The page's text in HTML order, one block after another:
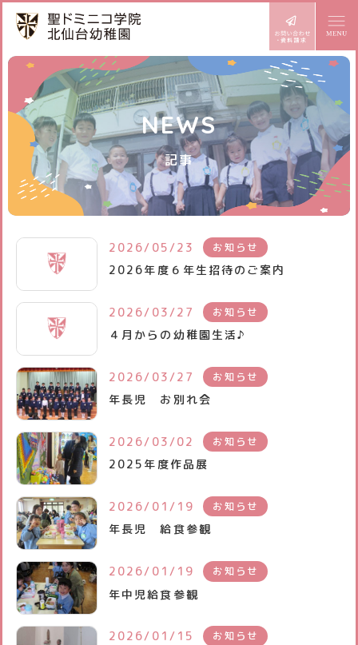
ドミニコの魅力
園長より
めざす子ども像
年齢別活動
幼稚園での生活
1日の流れ
課外教室
施設設備
園の設備
入園案内
園児募集要項
プレ三歳児入園
未就園児クラブ
よくあるご質問
パンフレット
各種書類ダウンロード
お知らせ
スタッフ日記
サイトマップ
アクセス
スクールバス
NEWS
記事
2026/05/23 お知らせ
2026年度６年生招待のご案内
2026/03/27 お知らせ
４月からの幼稚園生活♪
2026/03/27 お知らせ
年長児 お別れ会
2026/03/02 お知らせ
2025年度作品展
2026/01/19 お知らせ
年長児 給食参観
2026/01/19 お知らせ
年中児給食参観
2026/01/15 お知らせ